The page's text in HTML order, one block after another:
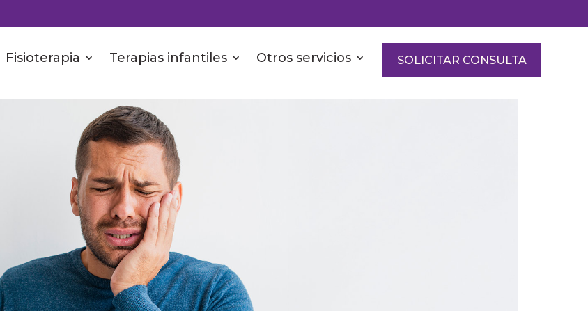
Fisioterapia Terapias infantiles Otros servicios SOLICITAR CONSULTA